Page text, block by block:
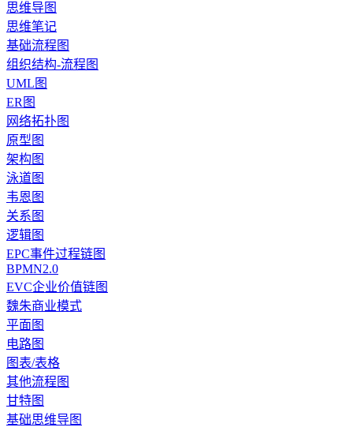
思维导图
思维笔记
基础流程图
组织结构-流程图
UML图
ER图
网络拓扑图
原型图
架构图
泳道图
韦恩图
关系图
逻辑图
EPC事件过程链图
BPMN2.0
EVC企业价值链图
魏朱商业模式
平面图
电路图
图表/表格
其他流程图
甘特图
基础思维导图